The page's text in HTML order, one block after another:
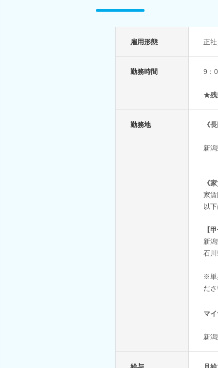
雇用形態 正
勤務時間 9：
★残
勤務地 《
新
《
家
以
【
新
石
※単
だ
マ
新
給与 月